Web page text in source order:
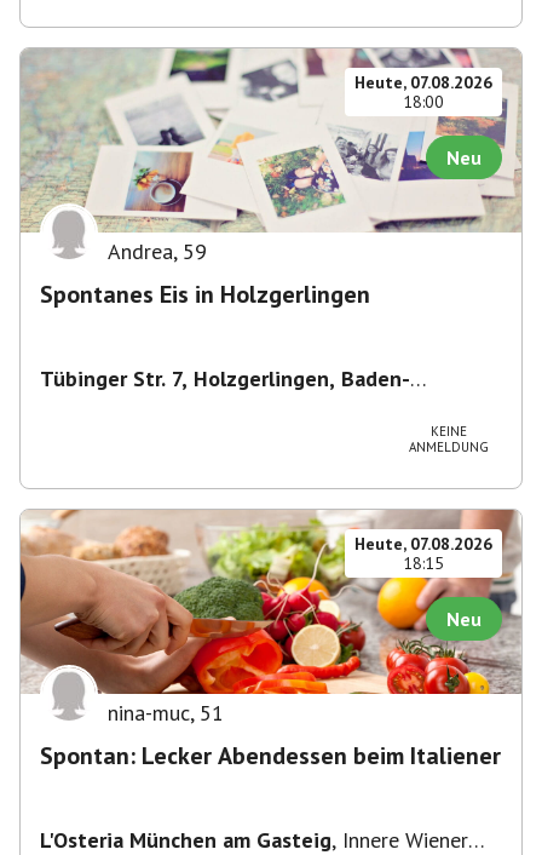
Heute, 07.08.2026
18:00
Neu
Andrea, 59
Spontanes Eis in Holzgerlingen
Tübinger Str. 7, Holzgerlingen, Baden-
Holzgerlingen, Baden-Württemberg, Deutschland
KEINE
ANMELDUNG
Heute, 07.08.2026
18:15
Neu
nina-muc, 51
Spontan: Lecker Abendessen beim Italiener
L'Osteria München am Gasteig, Innere Wiener